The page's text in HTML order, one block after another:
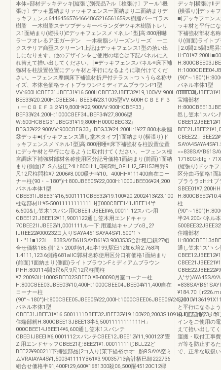
本体=部材デッキデッキ[縦張',]別売品7-ル〔検張け〕アール1機
張け〕デッキ盟納まりァッキフェンス一面納まり二面納まりデ
ッキフェンス64464565764664865216561659木樹脂パーゴラ木
樹脂 一木樹脂ステツプデッキ一ベランダデツキ木樹脂トレリ
ス1面納まり(縦張り)Eデッキフェンスメヾネ,レ1型]高:800用嚇
ラ︺フオレるア王ガーデン 一木樹脂シリーズンリーズ 一エ
クステリア商塁スクリーン1上記はデッキフェンス1型の拾い出
しになります。他のデザインをご使用の場合は下記パネルに入
れ替えて措い出してください。￨■デッキフェンスパネル※床下補
強材を柱設置位置にデッキ材と平行になるように取付けてくだ
さい。―フェンス摩鋼床下補強材折戸付テラストつヽうら名称サ
イズ、本体色価格ライトブラウンPミディアムブラウンP1型
VV:600HCBEE31JBEE31¥16.500HCBEE32JBEE32¥19,100VV:900HCBEE33」
BEE33¥20.200H:CBEE34」BEE34¥23.1005型VV:600HＣＢＥＦ３
︲一ＣＢＥＦ３２¥19,800H¥22,900VV:900HCBEF33」
BEF33¥24.200H:1000CBEF34JBEF34¥27,8006型
W:600HCBEG31JBEG31¥19,800HH000CBEG32』
BEG32¥22.900VV:900CBEG33」BEG33¥24.200H:1¥27.800木樹脂
③デッキ■げッキフェンス通し堂木タイプ]1面納まり(横張り)ド
ッキフェンスメヾネル1型]高:800用唖※床下補強材を柱設置位置
にデッ午材と平行になるように取付けてください。―フェンス標
宮調床下補強材部材名称使用区分記号価格1面納まり(前面)1面納
まり(側面)Z=Sム昼圧?4H:800H:1_0闇5間_OFHH2_5FH53吊野9
尺12尺柱問柱¥7.2006¥8.000暖ナ≡¥10。400HH¥111400自在コー
ナー柱(90・∼180°)H:800JBEE05¥22,000H:1000JBEE06¥24,200
パネル本体1型
CBEE31lJBEE31¥16,5001111CBEE32¥19.100¥20.2002413¥23.100
柱端部材H:¥5‐50011111111111H打000CBEE141JBEE14半
6.600&し笠木1スパン用CBEElllJBEEll¥6,00011i12スパン用
CBEE121JBEE12¥11,9001122通し笠木用エンドキャッ
7CBEE21lJBEE2¥1,0001111ル一下:用運結キャノブcB,,2?
IJttEE22¥000232コ人りSAYA451SAYA4S¥1.500″1ヽ
1・"11■123L==838SAYB61lSAYB61¥3.9003535合計租巳鎮27組
合せ価格186.側12ヽ200判61,4α半199,駅臼12加6:培2.768均
1.4111,123.6側路681allC郭材名称使用区分口有価格1面納まり
(前面)1面納まり(側面)ライトブラウンFミディアムブラウン
PHH:800114間3尺6尺9尺12尺柱間柱
¥7.20093H:1000SBEE02SBEEOI¥8‐00090月室コーナー柱
H:800CBEE03JBEE03¥10,400H:1000CBEE04JBEE04¥11,400自在
コーナー柱
(90°∼180°)H:800CBEE05JBEE05¥22,000H:1000CBEE06JBEE06¥24,200
パネル本体1型
CBEE31JBEE31¥16.5001111DBEE32JBEE32¥19.100¥20,2003S10910JBEE34¥23,100
住端部籾H:800CBEE13JBEE13半5,50011111111111H」
000CBEE14JBEE14¥6,600通し笠木1スパンテ
CBEEllJBEEll¥6,0001112スパンテCBEE12JBEE12¥11,900123″畳
Z:用エンドヤッフCBEE21むBEE21¥1.00011111じBLL22ど
BEE22¥900211下捕強部品(2コ入り)茉下描裕ホオ:=舶RSAYA空ミ
ムVRAlAYA45¥1,500341111YB61¥3.90035713合計栖巳卸222736
組合せ価格半91,400Ft29,600¥1681300殺06,500躍45120C12椰
デッキ[横張けll
(横張り)[デッキ
■[デッキフエン
ッキ材と平行に
下補強材部材名
り(側面)ライト
￨2.0間2.5間3尾
パネル本体1型
宝端部材
邑し笠木1スパン
CBEE22」
17180Cゆlg・
(縦張り)ドッキ
区分由巧価格1
ブラうラpH:H:ブ
柱
半24.200パネル
住端部材
通し笠木1ス′ヽ
入'サ
¥184.70〔
と平行になるよ
材1上記はデッキ
インをご使用の
えて拾い出して
運搬・取付工事
ガ等を防止する
で、正常な取扱